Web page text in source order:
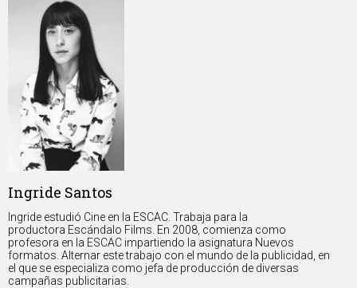
Ingride Santos
Ingride estudió Cine en la ESCAC. Trabaja para la
productora Escándalo Films. En 2008, comienza como
profesora en la ESCAC impartiendo la asignatura Nuevos
formatos. Alternar este trabajo con el mundo de la publicidad, en
el que se especializa como jefa de producción de diversas
campañas publicitarias.